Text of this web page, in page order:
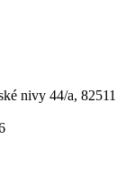
nivy 44/a,